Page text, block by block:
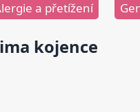
a přetížení
kojence